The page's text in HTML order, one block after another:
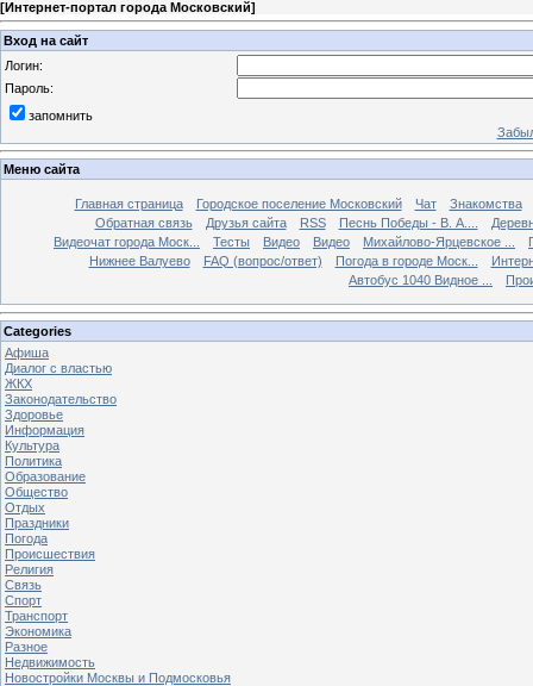
[Интернет-портал города Московский]
Вход на сайт
Логин:
Пароль:
запомнить
Меню сайта
Главная страница Городское поселение Московский Чат
Знакомства
Обратная связь
Друзья сайта RSS Песнь Победы - В. А....
Видеочат города Моск...
Тесты Видео Видео Михайлово-Ярцевское ...
Нижнее Валуево
FAQ (вопрос/ответ) Погода в городе Моск...
Автобус 1040 Видное ...
Categories
Афиша
Диалог с властью
ЖКХ
Законодательство
Здоровье
Информация
Культура
Политика
Образование
Общество
Отдых
Праздники
Погода
Происшествия
Религия
Связь
Спорт
Транспорт
Экономика
Разное
Недвижимость
Новостройки Москвы и Подмосковья